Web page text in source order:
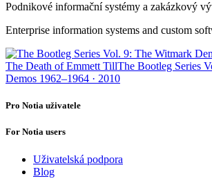
Podnikové informační systémy a zakázkový
Enterprise information systems and custom
The Death of Emmett TillThe Bootleg Series
Demos 1962–1964 · 2010
Pro Notia uživatele
For Notia users
Uživatelská podpora
Blog